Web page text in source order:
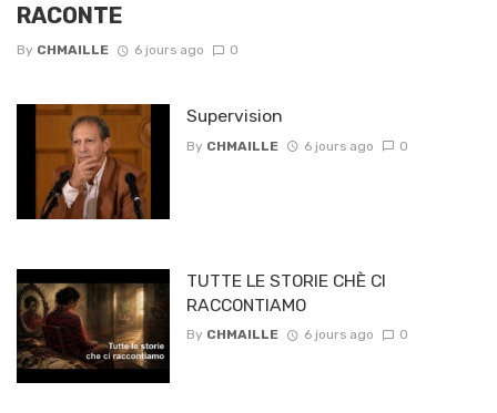
RACONTE
By CHMAILLE 6 jours ago 0
Supervision
By CHMAILLE 6 jours ago 0
TUTTE LE STORIE CHÈ CI
RACCONTIAMO
By CHMAILLE 6 jours ago 0